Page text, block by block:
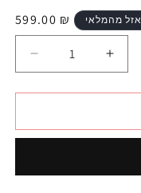
599.00 ₪ אזל מהמלאי